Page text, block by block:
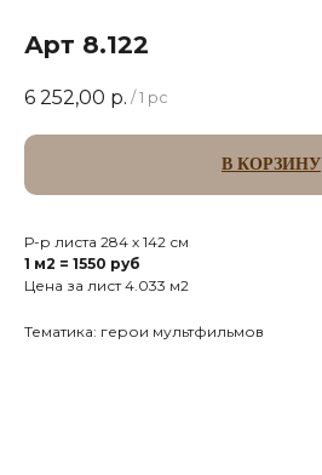
Арт 8.122
6 252,00 р. / 1 pc
В КОРЗИНУ
Р-р листа 284 х 142 см
1 м2 = 1550 руб
Цена за лист 4.033 м2
Тематика: герои мультфильмов